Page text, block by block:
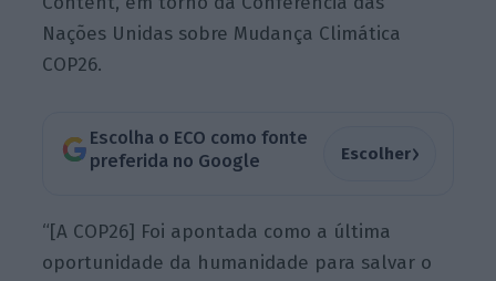
Nações Unidas sobre Mudança Climática
COP26.
Escolha o ECO como fonte
preferida no Google
Escolher›
“[A COP26] Foi apontada como a última
oportunidade da humanidade para salvar o